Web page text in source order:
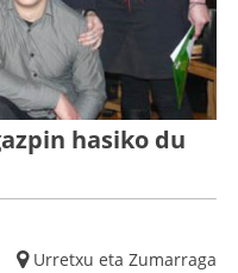
hasiko du
Urretxu eta Zumarraga